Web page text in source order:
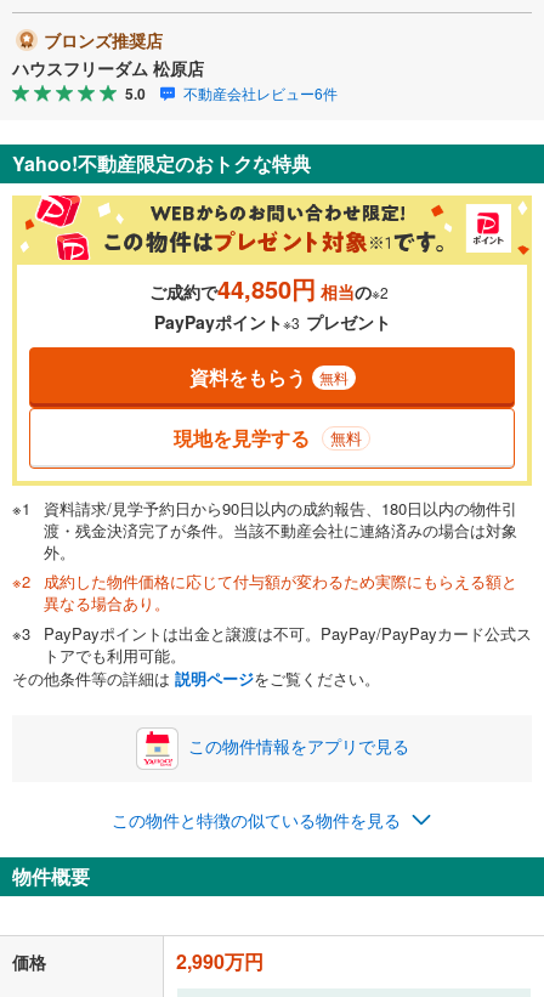
ブロンズ推奨店
ハウスフリーダム 松原店
5.0 不動産会社レビュー6件
Yahoo!不動産限定のおトクな特典
ご成約で44,850円 相当の※2
PayPayポイント※3 プレゼント
資料をもらう 無料
現地を見学する 無料
資料請求/見学予約日から90日以内の成約報告、180日以内の物件引
渡・残金決済完了が条件。当該不動産会社に連絡済みの場合は対象
外。
成約した物件価格に応じて付与額が変わるため実際にもらえる額と
異なる場合あり。
PayPayポイントは出金と譲渡は不可。PayPay/PayPayカード公式ス
トアでも利用可能。
その他条件等の詳細は 説明ページをご覧ください。
この物件情報をアプリで見る
この物件と特徴の似ている物件を見る
物件概要
価格 2,990万円